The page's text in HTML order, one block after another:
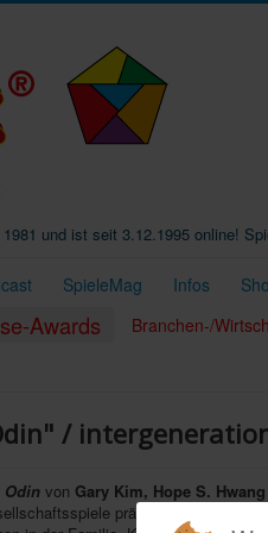
und ist seit 3.12.1995 online!
SpieleMag Infos
Awards Branchen-/
/
Odin von Gary Kim, Hope S. Hwang
prämiert, die sich